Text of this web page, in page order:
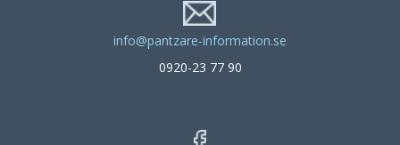
info@pantzare-information.se
0920-23 77 90